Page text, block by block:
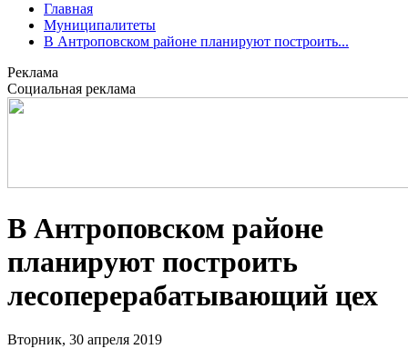
Главная
Муниципалитеты
В Антроповском районе планируют построить...
Реклама
Социальная реклама
В Антроповском районе
планируют построить
лесоперерабатывающий цех
Вторник, 30 апреля 2019